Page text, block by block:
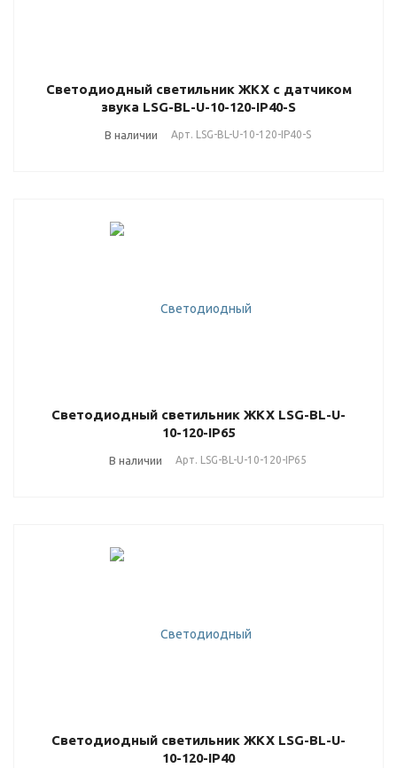
Светодиодный светильник ЖКХ с датчиком
звука LSG-BL-U-10-120-IP40-S
В наличии Арт. LSG-BL-U-10-120-IP40-S
Светодиодный светильник ЖКХ LSG-BL-U-
10-120-IP65
В наличии Арт. LSG-BL-U-10-120-IP65
Светодиодный светильник ЖКХ LSG-BL-U-
10-120-IP40